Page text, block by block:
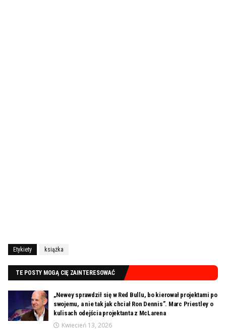
Etykiety książka
TE POSTY MOGĄ CIĘ ZAINTERESOWAĆ
„Newey sprawdził się w Red Bullu, bo kierował projektami po
swojemu, a nie tak jak chciał Ron Dennis”. Marc Priestley o
kulisach odejścia projektanta z McLarena
Kwiecień 13, 2026